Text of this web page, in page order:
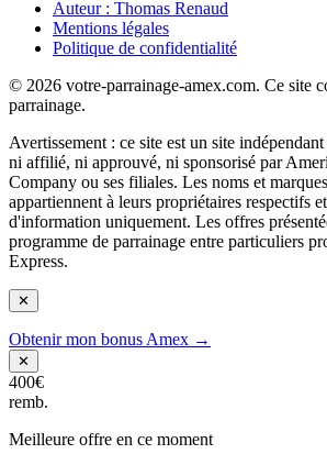
Auteur : Thomas Renaud
Mentions légales
Politique de confidentialité
© 2026 votre-parrainage-amex.com. Ce site
parrainage.
Avertissement : ce site est un site
ni affilié, ni approuvé, ni sponsorisé par
Company ou ses filiales. Les noms et
appartiennent à leurs propriétaires respectifs
d'information uniquement. Les offres
programme de parrainage entre particuliers
Express.
✕
Obtenir mon bonus Amex →
✕
400€
remb.
Meilleure offre en ce moment